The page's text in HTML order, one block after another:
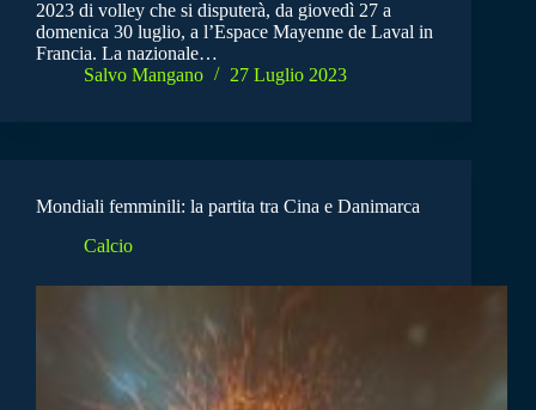
2023 di volley che si disputerà, da giovedì 27 a
domenica 30 luglio, a l’Espace Mayenne de Laval in
Francia. La nazionale…
Salvo Mangano
27 Luglio 2023
Mondiali femminili: la partita tra Cina e Danimarca
Calcio